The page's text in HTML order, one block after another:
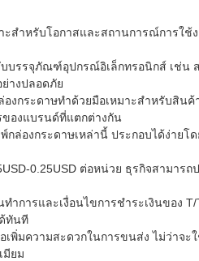
ะสำหรับโอกาสและสถานการณ์กา
บรรจุภัณฑ์อุปกรณ์อิเล็กทรอนิกส์ เช่
างปลอดภัย
กระดาษทำด้วยมือเหมาะสำหรับสิน
ของแบรนด์ที่แตกต่างกัน
ล่องกระดาษเหล่านี้ ประกอบได้ง่าย
0.25USD ต่อหน่วย ธุรกิจสามา
ทำการและเงื่อนไขการชำระเงินขอ
ทันที
พิ่มความสะดวกในการขนส่ง ไม่ว่าจ
มียม